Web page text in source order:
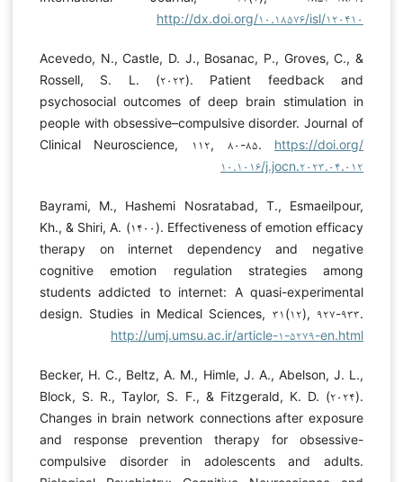
http://dx.doi.org/۱۰.۱۸۵۷۶/isl/۱۲۰۴۱۰
Acevedo, N., Castle, D. J., Bosanac, P., Groves, C., &
Rossell, S. L. (۲۰۲۳). Patient feedback and
psychosocial outcomes of deep brain stimulation in
people with obsessive–compulsive disorder. Journal of
Clinical Neuroscience, ۱۱۲, ۸۰-۸۵. https://doi.org/
۱۰.۱۰۱۶/j.jocn.۲۰۲۳.۰۴.۰۱۲
Bayrami, M., Hashemi Nosratabad, T., Esmaeilpour,
Kh., & Shiri, A. (۱۴۰۰). Effectiveness of emotion efficacy
therapy on internet dependency and negative
cognitive emotion regulation strategies among
students addicted to internet: A quasi-experimental
design. Studies in Medical Sciences, ۳۱(۱۲), ۹۲۷-۹۳۳.
http://umj.umsu.ac.ir/article-۱-۵۲۷۹-en.html
Becker, H. C., Beltz, A. M., Himle, J. A., Abelson, J. L.,
Block, S. R., Taylor, S. F., & Fitzgerald, K. D. (۲۰۲۴).
Changes in brain network connections after exposure
and response prevention therapy for obsessive-
compulsive disorder in adolescents and adults.